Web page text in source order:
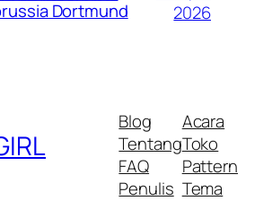
Dortmund
2026
Blog
Tentang
FAQ
Penulis
Acara
Toko
Pattern
Tema